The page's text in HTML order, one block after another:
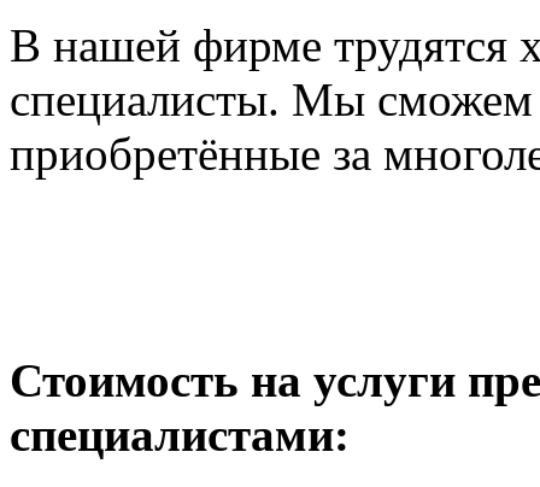
В нашей фирме трудятся
специалисты. Мы сможем
приобретённые за
Стоимость на услуги
специалистами: